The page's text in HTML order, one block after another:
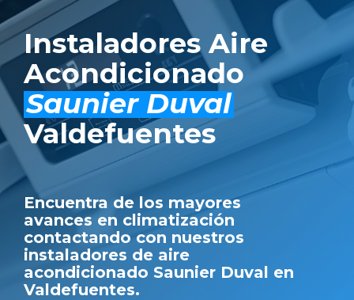
Instaladores Aire
Acondicionado
Saunier Duval
Valdefuentes
Encuentra de los mayores
avances en climatización
contactando con nuestros
instaladores de aire
acondicionado Saunier Duval en
Valdefuentes.